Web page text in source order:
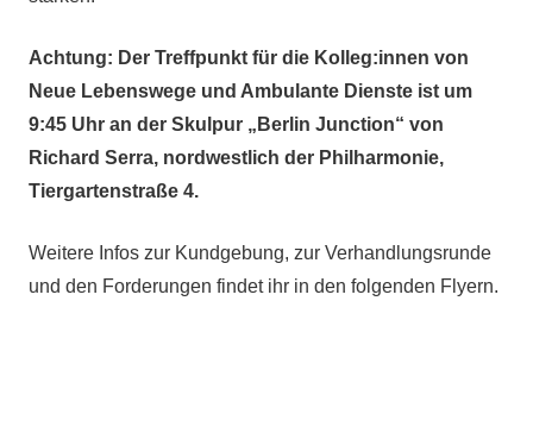
Achtung: Der Treffpunkt für die Kolleg:innen von
Neue Lebenswege und Ambulante Dienste ist um
9:45 Uhr an der Skulpur „Berlin Junction“ von
Richard Serra, nordwestlich der Philharmonie,
Tiergartenstraße 4.
Weitere Infos zur Kundgebung, zur Verhandlungsrunde
und den Forderungen findet ihr in den folgenden Flyern.